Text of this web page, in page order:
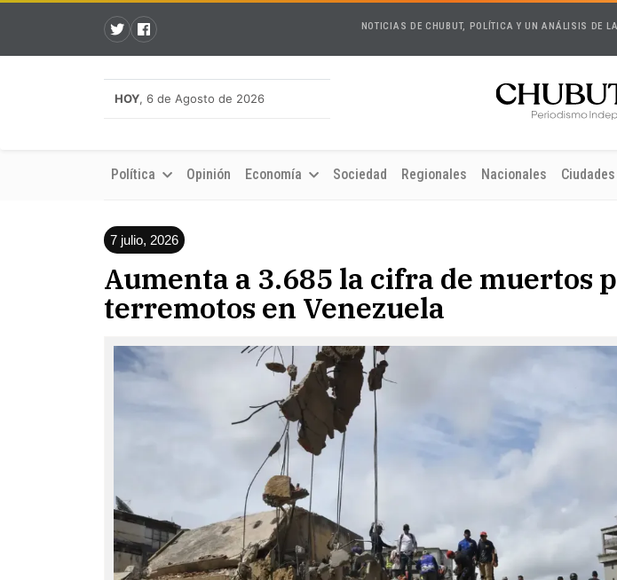
NOTICIAS DE CHUBUT, POLÍTICA Y UN ANÁLISIS DE
HOY, 6 de Agosto de 2026
Política Opinión Economía Sociedad Regionales Nacionales Ciudades
7 julio, 2026
Aumenta a 3.685 la cifra de muertos
terremotos en Venezuela